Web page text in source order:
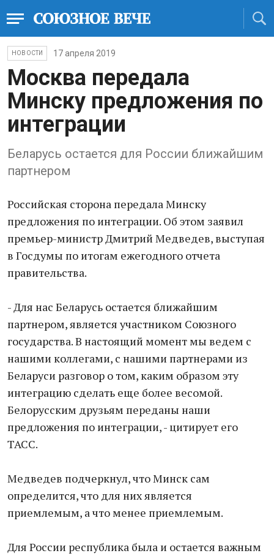
НОВОСТИ 17 апреля 2019
Москва передала
Минску предложения по
интеграции
Беларусь остается для России ближайшим
партнером
Российская сторона передала Минску
предложения по интеграции. Об этом заявил
премьер-министр Дмитрий Медведев, выступая
в Госдумы по итогам ежегодного отчета
правительства.
- Для нас Беларусь остается ближайшим
партнером, является участником Союзного
государства. В настоящий момент мы ведем с
нашими коллегами, с нашими партнерами из
Беларуси разговор о том, каким образом эту
интеграцию сделать еще более весомой.
Белорусским друзьям переданы наши
предложения по интеграции, - цитирует его
ТАСС.
Медведев подчеркнул, что Минск сам
определится, что для них является
приемлемым, а что менее приемлемым.
Для России республика была и остается важным